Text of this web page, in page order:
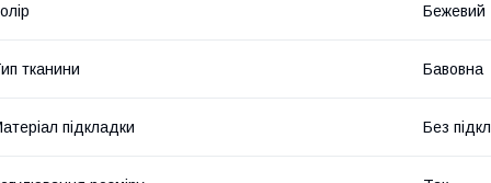
Бежевий
тканини Бавовна
підкладки Без